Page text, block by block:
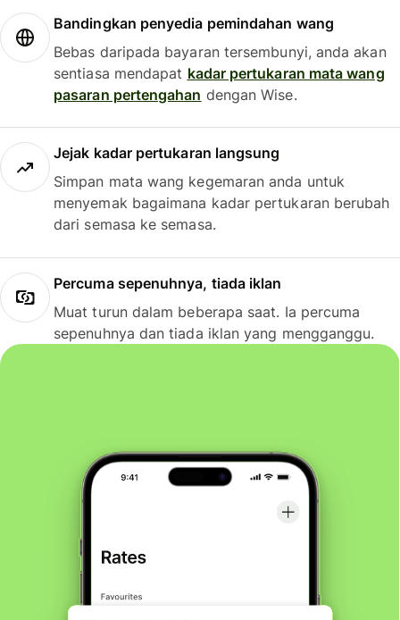
Bandingkan penyedia pemindahan wang
Bebas daripada bayaran tersembunyi, anda akan
sentiasa mendapat kadar pertukaran mata wang
pasaran pertengahan dengan Wise.
Jejak kadar pertukaran langsung
Simpan mata wang kegemaran anda untuk
menyemak bagaimana kadar pertukaran berubah
dari semasa ke semasa.
Percuma sepenuhnya, tiada iklan
Muat turun dalam beberapa saat. Ia percuma
sepenuhnya dan tiada iklan yang mengganggu.